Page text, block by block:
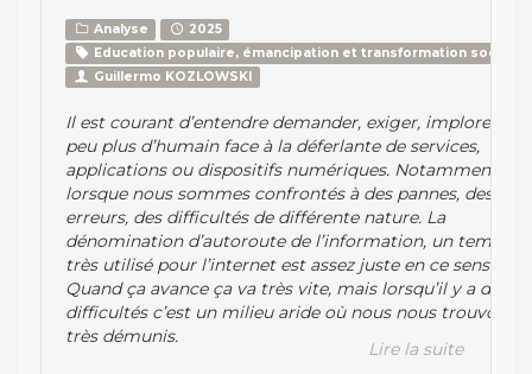
Analyse
2025
Education populaire, émancipation et transformation sociale
Guillermo KOZLOWSKI
Il est courant d’entendre demander, exiger, implorer, un
peu plus d’humain face à la déferlante de services,
applications ou dispositifs numériques. Notamment
lorsque nous sommes confrontés à des pannes, des
erreurs, des difficultés de différente nature. La
dénomination d’autoroute de l’information, un temps
très utilisé pour l’internet est assez juste en ce sens.
Quand ça avance ça va très vite, mais lorsqu’il y a des
difficultés c’est un milieu aride où nous nous trouvons
très démunis.
Lire la suite